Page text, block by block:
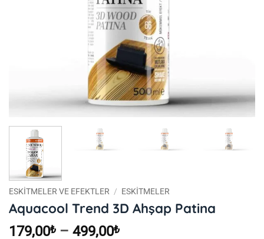
ESKITMELER VE EFEKTLER / ESKITMELER
Aquacool Trend 3D Ahşap Patina
179,00₺ – 499,00₺Fiyat